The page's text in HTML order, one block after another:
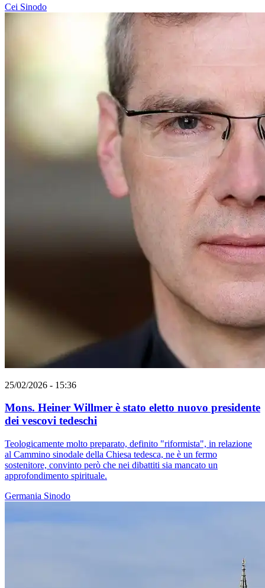
Cei Sinodo
25/02/2026 - 15:36
Mons. Heiner Willmer è stato eletto nuovo presidente
dei vescovi tedeschi
Teologicamente molto preparato, definito "riformista", in relazione
al Cammino sinodale della Chiesa tedesca, ne è un fermo
sostenitore, convinto però che nei dibattiti sia mancato un
approfondimento spirituale.
Germania Sinodo